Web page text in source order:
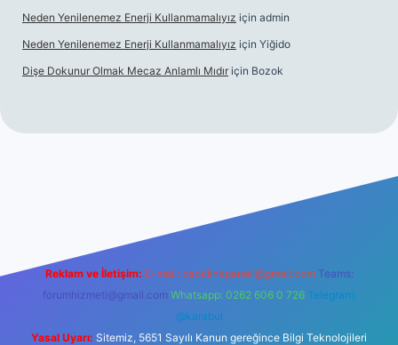
Neden Yenilenemez Enerji Kullanmamalıyız için admin
Neden Yenilenemez Enerji Kullanmamalıyız için Yiğido
Dişe Dokunur Olmak Mecaz Anlamlı Mıdır için Bozok
Reklam ve İletişim: E-mail: backlinkpaneli@gmail.com Teams:
forumhizmeti@gmail.com Whatsapp: 0262 606 0 726 Telegram:
@karabul
Yasal Uyarı: Sitemiz, 5651 Sayılı Kanun gereğince Bilgi Teknolojileri